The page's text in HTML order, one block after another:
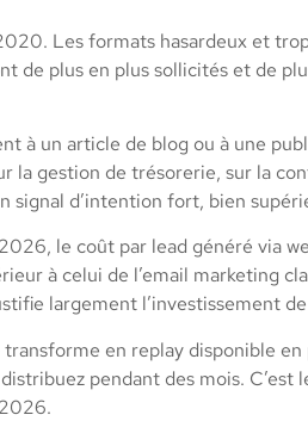
Les formats hasardeux et
plus en plus sollicités et de
à un article de blog ou à une
la gestion de trésorerie, sur la
d’intention fort, bien
le coût par lead généré via
à celui de l’email marketing
largement l’investissement
en replay disponible
pendant des mois.